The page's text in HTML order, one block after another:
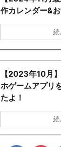
作カレンダー&
続
【2023年10月
ホゲームアプリ
たよ！
続